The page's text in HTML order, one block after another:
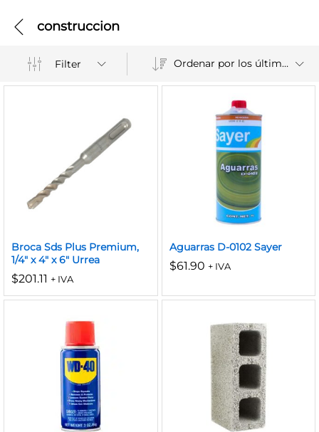
construccion
Filter Ordenar por los últimos
Broca Sds Plus Premium,
1/4″ x 4″ x 6″ Urrea
$201.11 + IVA
Aguarras D-0102 Sayer
$61.90 + IVA